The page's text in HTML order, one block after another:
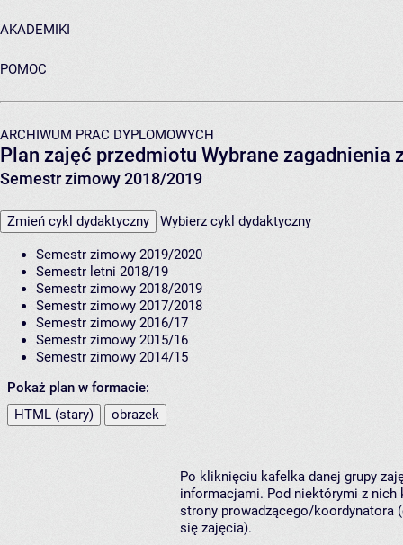
AKADEMIKI
POMOC
ARCHIWUM PRAC DYPLOMOWYCH
Plan zajęć przedmiotu Wybrane
Semestr zimowy 2018/2019
Zmień cykl dydaktyczny Wybierz cykl dydaktyczny
Semestr zimowy 2019/2020
Semestr letni 2018/19
Semestr zimowy 2018/2019
Semestr zimowy 2017/2018
Semestr zimowy 2016/17
Semestr zimowy 2015/16
Semestr zimowy 2014/15
Pokaż plan w formacie:
HTML (stary)
obrazek
Po kliknięciu kafelka danej grupy
informacjami. Pod niektórymi z nich
strony prowadzącego/koordynatora
się zajęcia).